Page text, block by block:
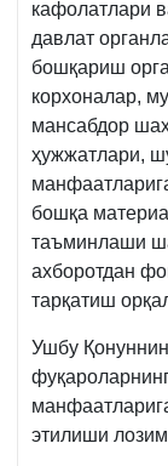
кафолатлари
давлат
бошқариш
корхоналар,
мансабдор
ҳужжатлари,
бошқа
таъминлаши
ахборотдан
тарқатиш
Ушбу
этилиши